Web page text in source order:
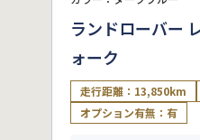
ランドローバー
ォーク
走行距離：13,850km
オプション有無：有